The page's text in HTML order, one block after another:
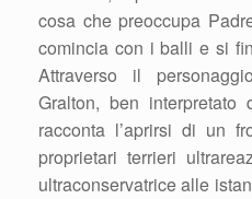
cosa che preoccupa
comincia con i balli e si
Attraverso il
Gralton, ben
racconta l’aprirsi di un
proprietari terrieri
ultraconservatrice alle